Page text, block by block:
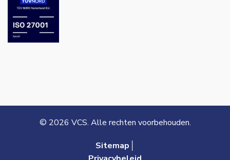
© 2026 VCS. Alle rechten voorbehouden.
Sitemap│